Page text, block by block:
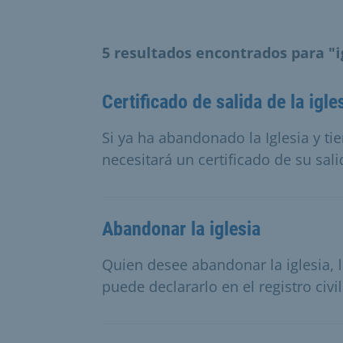
5 resultados encontrados para
Certificado de salida de la
Si ya ha abandonado la Iglesia y
necesitará un certificado de su
Abandonar la iglesia
Quien desee abandonar la
puede declararlo en el registro